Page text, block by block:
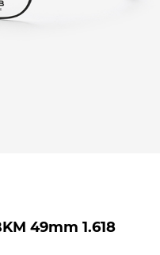
49mm 1.618